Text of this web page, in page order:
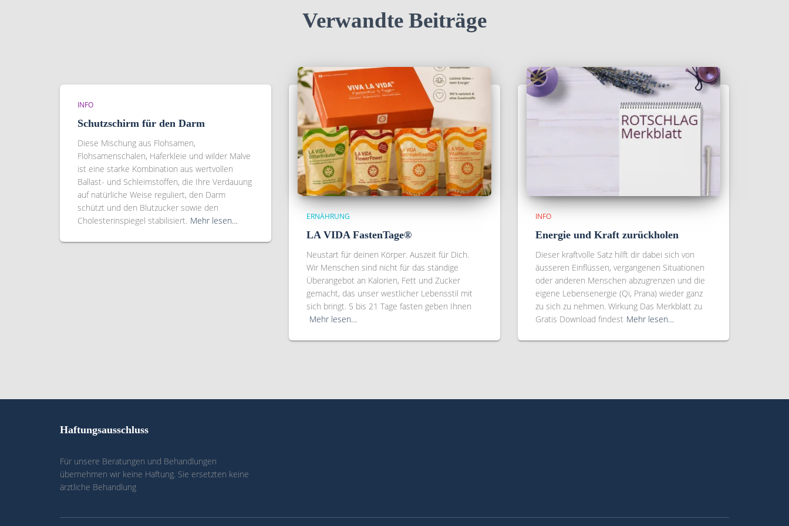
Verwandte Beiträge
INFO
Schutzschirm für den Darm
Diese Mischung aus Flohsamen,
Flohsamenschalen, Haferkleie und wilder Malve
ist eine starke Kombination aus wertvollen
Ballast- und Schleimstoffen, die Ihre Verdauung
auf natürliche Weise reguliert, den Darm
schützt und den Blutzucker sowie den
Cholesterinspiegel stabilisiert. Mehr lesen… ERNÄHRUNG
LA VIDA FastenTage®
Neustart für deinen Körper. Auszeit für Dich.
Wir Menschen sind nicht für das ständige
Überangebot an Kalorien, Fett und Zucker
gemacht, das unser westlicher Lebensstil mit
sich bringt. 5 bis 21 Tage fasten geben Ihnen
Mehr lesen…
INFO
Energie und Kraft zurückholen
Dieser kraftvolle Satz hilft dir dabei sich von
äusseren Einflüssen, vergangenen Situationen
oder anderen Menschen abzugrenzen und die
eigene Lebensenergie (Qi, Prana) wieder ganz
zu sich zu nehmen. Wirkung Das Merkblatt zu
Gratis Download findest Mehr lesen…
Haftungsausschluss
Für unsere Beratungen und Behandlungen
übernehmen wir keine Haftung. Sie ersetzten keine
ärztliche Behandlung